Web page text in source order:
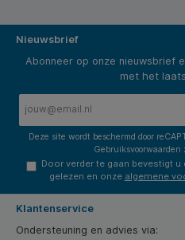
Nieuwsbrief
Abonneer op onze nieuwsbrief
met het
Deze site wordt beschermd door
Gebruiksvoorwaarden
Door verder te gaan bevestigt u
gelezen en onze algemene
Klantenservice
Ondersteuning en advies via: